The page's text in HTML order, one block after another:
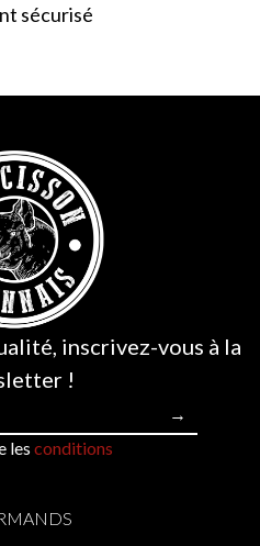
sécurisé
inscrivez-vous à la
!
les conditions